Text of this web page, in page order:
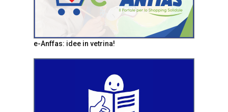
e-Anffas: idee in vetrina!